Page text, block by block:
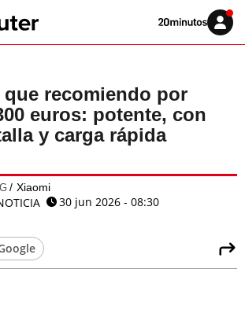
Volver
Iniciar
sesión
recomiendo por
euros: potente, con
y carga rápida
Xiaomi
30 jun 2026 - 08:30